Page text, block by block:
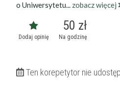
o Uniwersytetu... zobacz więcej
Dodaj opinię
50 zł
Na godzinę
Ten korepetytor nie